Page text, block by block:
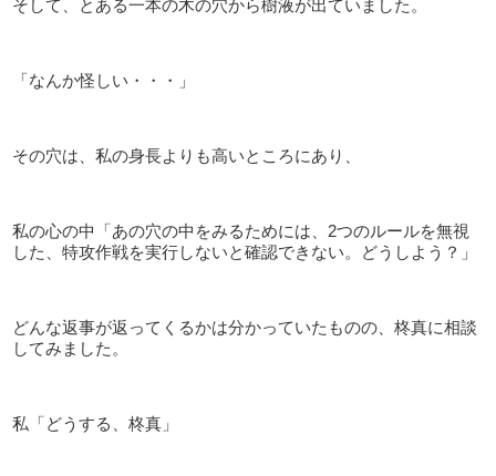
そして、とある一本の木の穴から樹液が出ていました。
「なんか怪しい・・・」
その穴は、私の身長よりも高いところにあり、
私の心の中「あの穴の中をみるためには、2つのルールを無視
した、特攻作戦を実行しないと確認できない。どうしよう？」
どんな返事が返ってくるかは分かっていたものの、柊真に相談
してみました。
私「どうする、柊真」